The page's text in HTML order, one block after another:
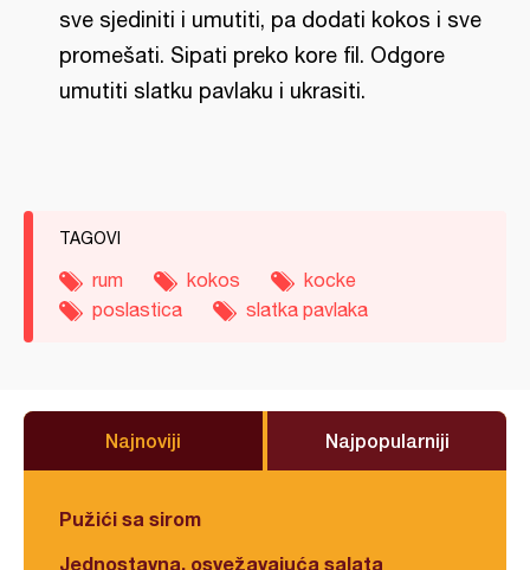
sve sjediniti i umutiti, pa dodati kokos i sve
promešati. Sipati preko kore fil. Odgore
umutiti slatku pavlaku i ukrasiti.
TAGOVI
rum kokos
kocke
poslastica
slatka pavlaka
Najnoviji Najpopularniji
Pužići sa sirom
Jednostavna, osvežavajuća salata